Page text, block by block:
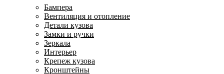
Бампера
Вентиляция и отопление
Детали кузова
Замки и ручки
Зеркала
Интерьер
Крепеж кузова
Кронштейны